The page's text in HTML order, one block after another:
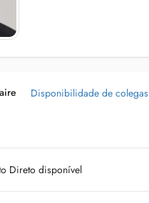
Disponibilidade de colegas
Direto disponível